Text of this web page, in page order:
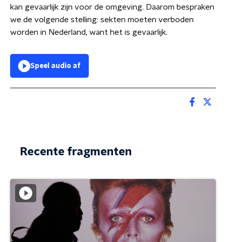
kan gevaarlijk zijn voor de omgeving. Daarom bespraken
we de volgende stelling: sekten moeten verboden
worden in Nederland, want het is gevaarlijk.
Speel audio af
Recente fragmenten